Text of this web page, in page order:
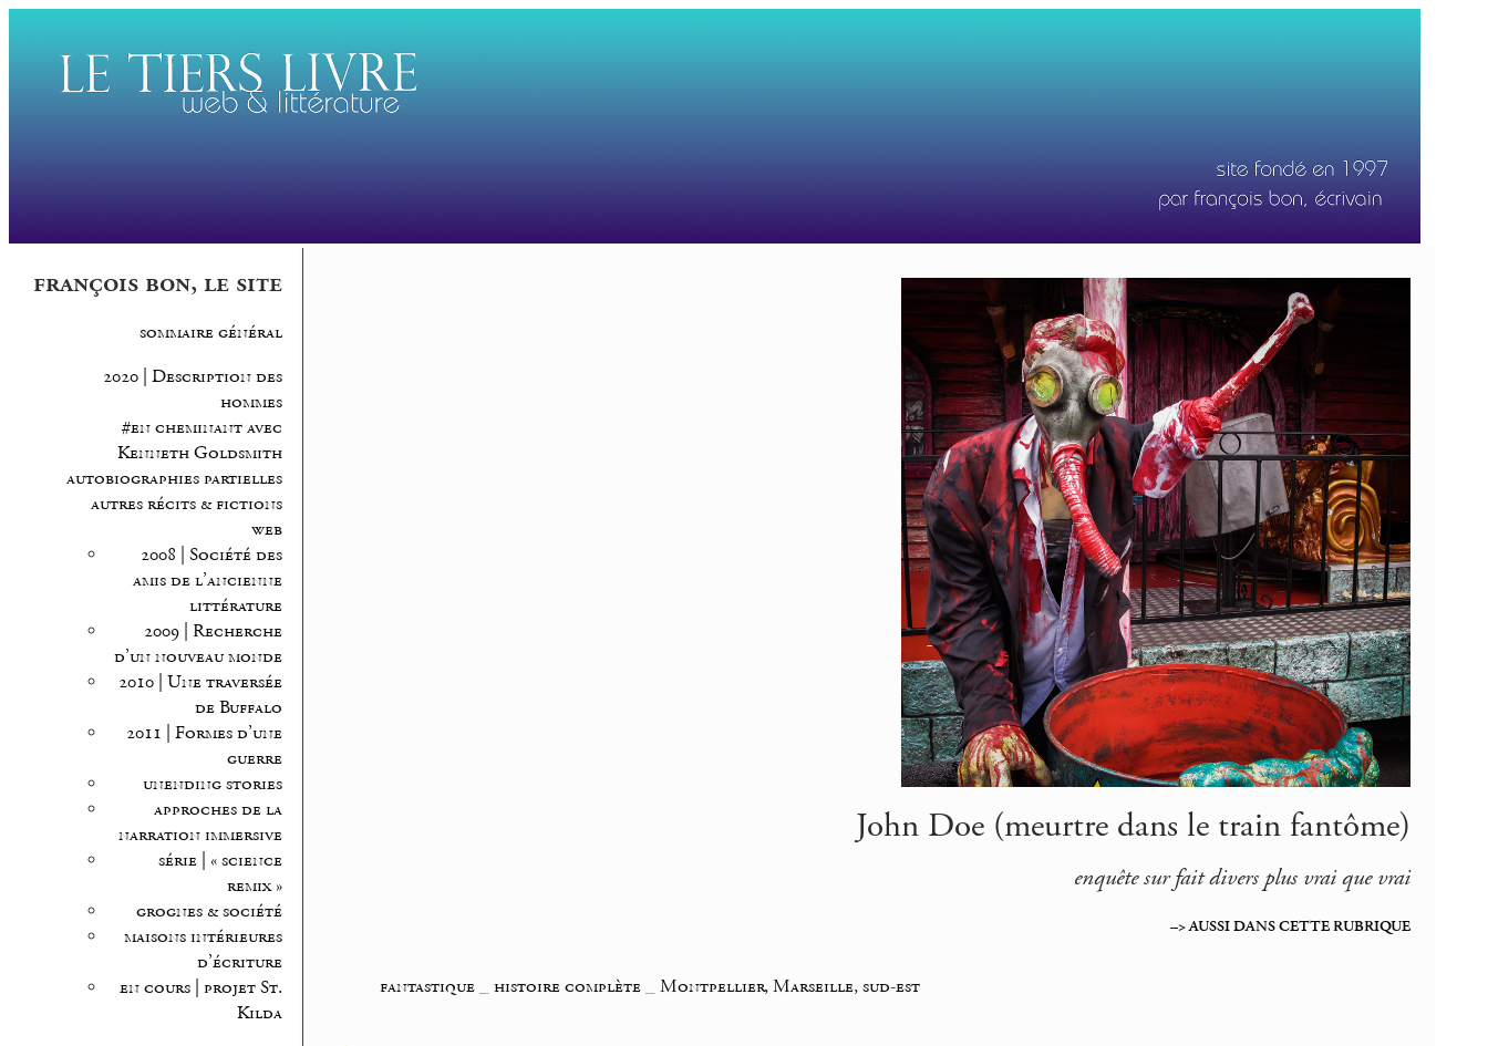
françois bon, le site
sommaire général
2020 | Description des
hommes
#en cheminant avec
Kenneth Goldsmith
autobiographies partielles
autres récits & fictions
web
2008 | Société des
amis de l’ancienne
littérature
2009 | Recherche
d’un nouveau monde
2010 | Une traversée
de Buffalo
2011 | Formes d’une
guerre
unending stories
approches de la
narration immersive
série | « science
remix »
grognes & société
maisons intérieures
d’écriture
en cours | projet St.
Kilda
John Doe (meurtre dans le train fantôme)
enquête sur fait divers plus vrai que vrai
–> AUSSI DANS CETTE RUBRIQUE
fantastique _histoire complète _Montpellier, Marseille, sud-est